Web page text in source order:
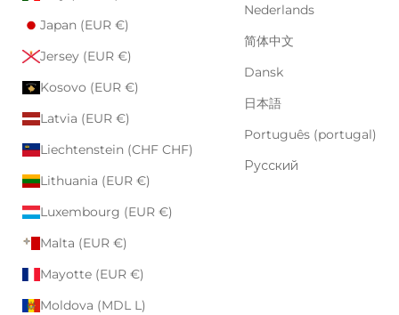
Japan (EUR €)
Jersey (EUR €)
Kosovo (EUR €)
Latvia (EUR €)
Liechtenstein (CHF CHF)
Lithuania (EUR €)
Luxembourg (EUR €)
Malta (EUR €)
Mayotte (EUR €)
Moldova (MDL L)
Nederlands
简体中文
Dansk
日本語
Português (portugal)
Русский